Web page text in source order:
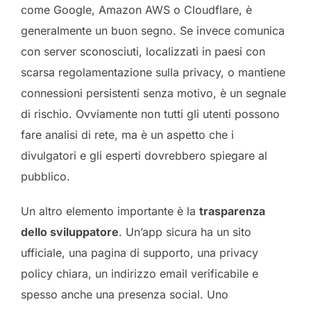
come Google, Amazon AWS o Cloudflare, è
generalmente un buon segno. Se invece comunica
con server sconosciuti, localizzati in paesi con
scarsa regolamentazione sulla privacy, o mantiene
connessioni persistenti senza motivo, è un segnale
di rischio. Ovviamente non tutti gli utenti possono
fare analisi di rete, ma è un aspetto che i
divulgatori e gli esperti dovrebbero spiegare al
pubblico.
Un altro elemento importante è la trasparenza
dello sviluppatore. Un’app sicura ha un sito
ufficiale, una pagina di supporto, una privacy
policy chiara, un indirizzo email verificabile e
spesso anche una presenza social. Uno